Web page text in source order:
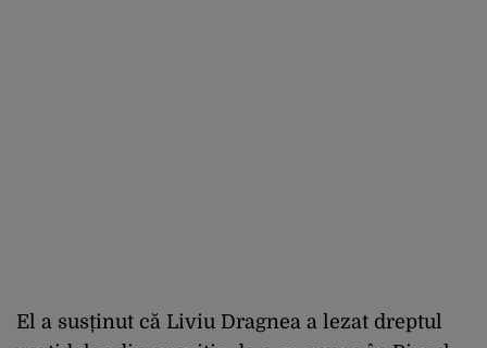
El a susținut că Liviu Dragnea a lezat dreptul